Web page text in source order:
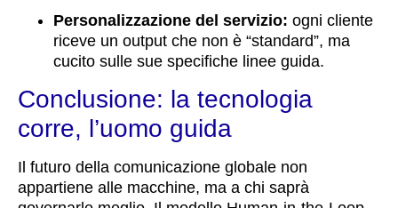
Personalizzazione del servizio: ogni cliente
riceve un output che non è “standard”, ma
cucito sulle sue specifiche linee guida.
Conclusione: la tecnologia
corre, l’uomo guida
Il futuro della comunicazione globale non
appartiene alle macchine, ma a chi saprà